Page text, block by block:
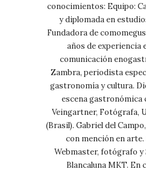
conocimientos: Equipo:
y diplomada en
Fundadora de
años de experiencia
comunicación
Zambra, periodista
gastronomía y cultura.
escena gastronómica
Veingartner, Fotógrafa,
(Brasil). Gabriel del
con mención en arte.
Webmaster, fotógrafo y
Blancaluna MKT. En